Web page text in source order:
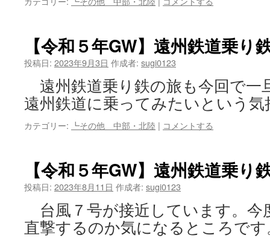
【令和５年GW】遠州鉄道乗り
投稿日: 2023年9月3日 作成者: sugi0123
遠州鉄道乗り鉄の旅も今回で一
遠州鉄道に乗ってみたいという
カテゴリー: ┗その他 中部・北陸 | コメントする
【令和５年GW】遠州鉄道乗り
投稿日: 2023年8月11日 作成者: sugi0123
台風７号が接近しています。今
直撃するのか気になるところで